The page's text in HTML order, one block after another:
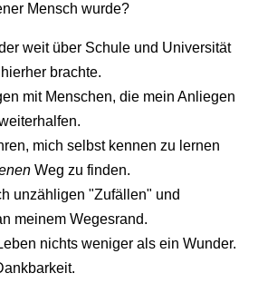
Mensch wurde?
weit über Schule und Universität
brachte.
mit Menschen, die mein Anliegen
mich selbst kennen zu lernen
Weg zu finden.
unzähligen "Zufällen" und
meinem Wegesrand.
nichts weniger als ein Wunder.